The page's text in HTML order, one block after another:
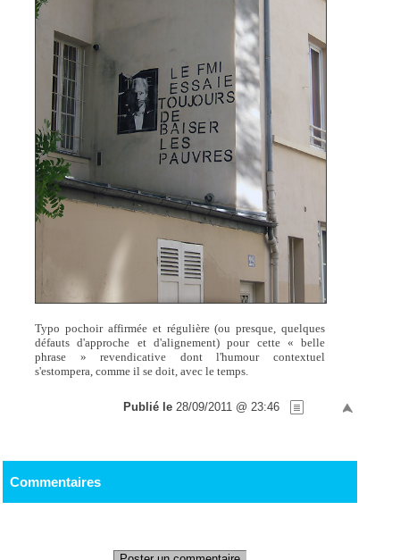
Typo pochoir affirmée et régulière (ou presque, quelques
défauts d'approche et d'alignement) pour cette « belle
phrase » revendicative dont l'humour contextuel
s'estompera, comme il se doit, avec le temps.
Publié le 28/09/2011 @ 23:46
Commentaires